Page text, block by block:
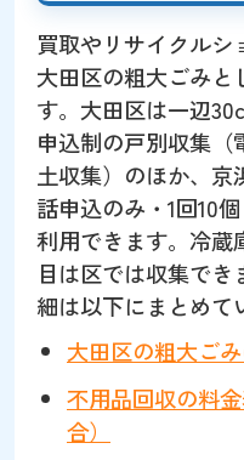
買取やリサイクルシ
大田区の粗大ごみと
す。大田区は一辺
申込制の戸別収集（
土収集）のほか、
話申込のみ・1回10
利用できます。冷蔵
目は区では収集で
細は以下にまとめて
大田区の粗大ご
不用品回収の料
合）